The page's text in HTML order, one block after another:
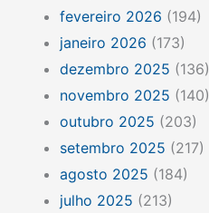
fevereiro 2026 (194)
janeiro 2026 (173)
dezembro 2025 (136)
novembro 2025 (140)
outubro 2025 (203)
setembro 2025 (217)
agosto 2025 (184)
julho 2025 (213)